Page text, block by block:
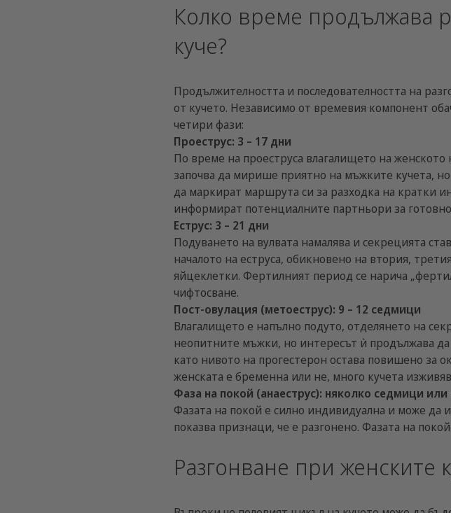
Колко време продължава
куче?
Продължителността и последователността на
от кучето. Независимо от времевия компонент
четири фази:
Проеструс: 3 – 17 дни
По време на проеструса влагалището на женското
започва да мирише приятно на мъжките кучета,
да маркират маршрута си за разходка на кратки
информират потенциалните партньори за
Еструс: 3 – 21 дни
Подуването на вулвата намалява и секрецията
началото на еструса, обикновено на втория,
яйцеклетки. Фертилният период се нарича
чифтосване.
Пост-овулация (метоеструс): 9 – 12 седмици
Влагалището е напълно подуто, отделянето на
неопитните мъжки, но интересът ѝ продължава
като нивото на прогестерон остава повишено за
женската е бременна или не, много кучета
Фаза на покой (анаеструс): няколко седмици
Фазата на покой е силно индивидуална и може да
показва признаци, че е разгонено. Фазата на
Разгонване при женските